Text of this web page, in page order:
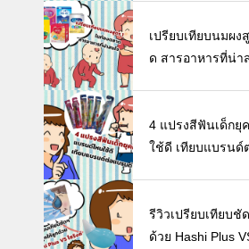
เปรียบเทียบนมผง
ด สารอาหารที่น่า
4 แปรงสีฟันเด็กยุ
ใช้ดี เทียบแบรนด์
รีวิวเปรียบเทียบชั
ด้วย Hashi Plus